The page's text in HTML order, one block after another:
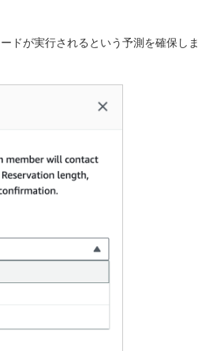
ドが実行されるという予測を確保しま